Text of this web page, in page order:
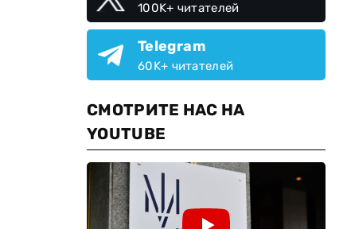
100K+ читателей
Telegram
60K+ читателей
СМОТРИТЕ НАС НА
YOUTUBE